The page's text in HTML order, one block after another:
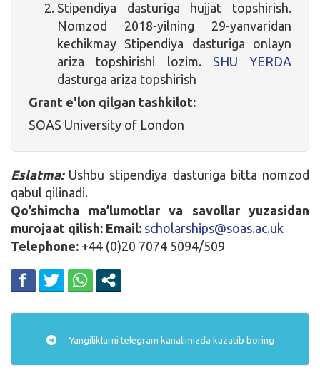
Stipendiya dasturiga hujjat topshirish.
Nomzod 2018-yilning 29-yanvaridan
kechikmay Stipendiya dasturiga onlayn
ariza topshirishi lozim. SHU YERDA
dasturga ariza topshirish
Grant e'lon qilgan tashkilot:
SOAS University of London
Eslatma:Ushbu stipendiya dasturiga bitta nomzod
qabul qilinadi.
Qo’shimcha ma’lumotlar va savollar yuzasidan
murojaat qilish: Email: scholarships@soas.ac.uk
Telephone: +44 (0)20 7074 5094/509
Yangiliklarni telegram kanalimizda kuzatib boring